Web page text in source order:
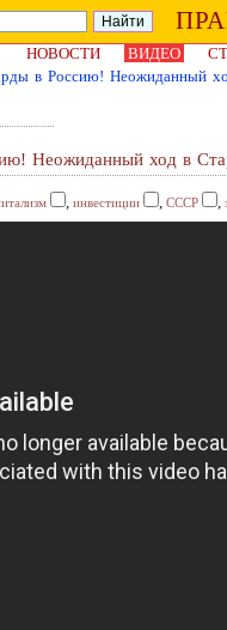
НОВОСТИ ВИДЕО
в Россию! Неожиданный
Неожиданный ход в
, инвестиции , СССР ,